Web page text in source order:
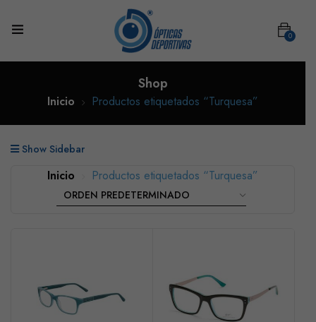
0
Shop
Inicio Productos etiquetados “Turquesa”
Show Sidebar
Inicio Productos etiquetados “Turquesa”